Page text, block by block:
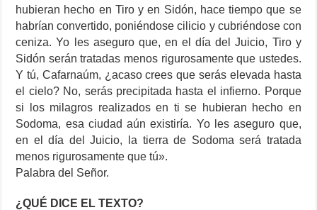
hubieran hecho en Tiro y en Sidón, hace tiempo que se
habrían convertido, poniéndose cilicio y cubriéndose con
ceniza. Yo les aseguro que, en el día del Juicio, Tiro y
Sidón serán tratadas menos rigurosamente que ustedes.
Y tú, Cafarnaúm, ¿acaso crees que serás elevada hasta
el cielo? No, serás precipitada hasta el infierno. Porque
si los milagros realizados en ti se hubieran hecho en
Sodoma, esa ciudad aún existiría. Yo les aseguro que,
en el día del Juicio, la tierra de Sodoma será tratada
menos rigurosamente que tú».
Palabra del Señor.
¿QUÉ DICE EL TEXTO?